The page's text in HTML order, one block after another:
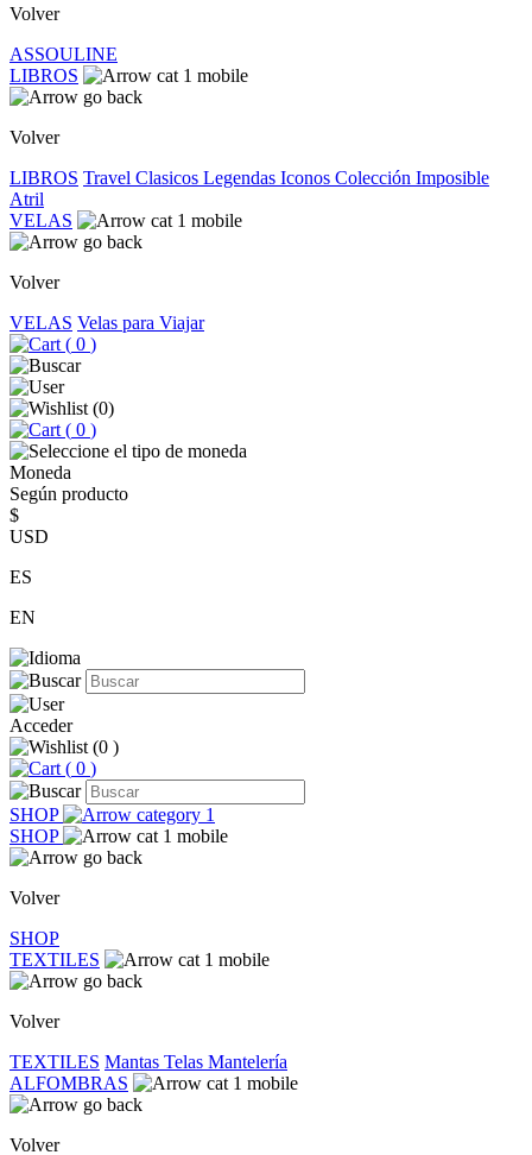
Volver
ASSOULINE
LIBROS
Volver
LIBROS Travel Clasicos Legendas Iconos Colección Imposible
Atril
VELAS
Volver
VELAS Velas para Viajar
( 0 )
(0)
( 0 )
Moneda
Según producto
$
USD
ES
EN
Acceder
(0 )
( 0 )
SHOP
SHOP
Volver
SHOP
TEXTILES
Volver
TEXTILES Mantas Telas Mantelería
ALFOMBRAS
Volver